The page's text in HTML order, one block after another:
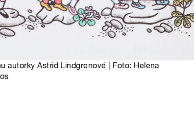
autorky Astrid Lindgrenové | Foto: Helena